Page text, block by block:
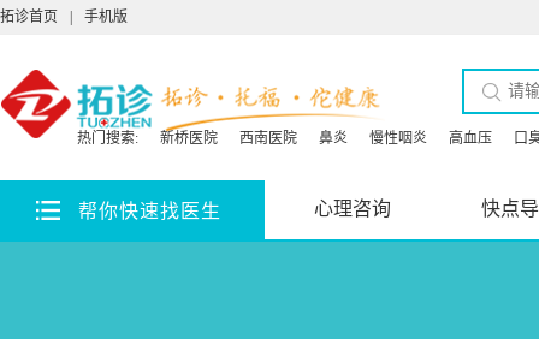
拓诊首页 手机版
热门搜索: 新桥医院 西南医院 鼻炎 慢性咽炎 高血压 口
帮你快速找医生 心理咨询 快点